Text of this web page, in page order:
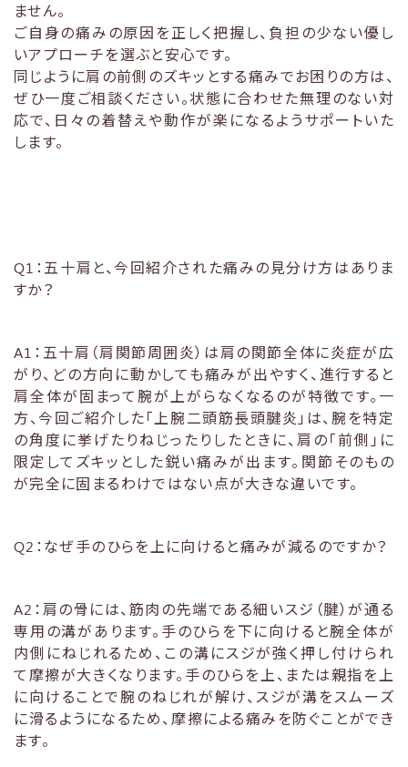
ません。
ご自身の痛みの原因を正しく把握し、負担の少ない優し
いアプローチを選ぶと安心です。
同じように肩の前側のズキッとする痛みでお困りの方は、
ぜひ一度ご相談ください。状態に合わせた無理のない対
応で、日々の着替えや動作が楽になるようサポートいた
します。
Q1：五十肩と、今回紹介された痛みの見分け方はありま
すか？
A1：五十肩（肩関節周囲炎）は肩の関節全体に炎症が広
がり、どの方向に動かしても痛みが出やすく、進行すると
肩全体が固まって腕が上がらなくなるのが特徴です。一
方、今回ご紹介した「上腕二頭筋長頭腱炎」は、腕を特定
の角度に挙げたりねじったりしたときに、肩の「前側」に
限定してズキッとした鋭い痛みが出ます。関節そのもの
が完全に固まるわけではない点が大きな違いです。
Q2：なぜ手のひらを上に向けると痛みが減るのですか？
A2：肩の骨には、筋肉の先端である細いスジ（腱）が通る
専用の溝があります。手のひらを下に向けると腕全体が
内側にねじれるため、この溝にスジが強く押し付けられ
て摩擦が大きくなります。手のひらを上、または親指を上
に向けることで腕のねじれが解け、スジが溝をスムーズ
に滑るようになるため、摩擦による痛みを防ぐことができ
ます。